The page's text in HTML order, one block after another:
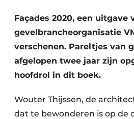
Privacy / Cookie statement
Vacature aanmelden
Vacatures
Video’s
Façades 2020, een uitgave
gevelbrancheorganisatie
verschenen. Pareltjes van
afgelopen twee jaar zijn
hoofdrol in dit boek.
Wouter Thijssen, de
dat te bewonderen is op de